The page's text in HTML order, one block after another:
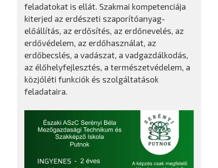
feladatokat is ellát. Szakmai kompetenciája
kiterjed az erdészeti szaporítóanyag-
előállítás, az erdősítés, az erdőnevelés, az
erdővédelem, az erdőhasználat, az
erdőbecslés, a vadászat, a vadgazdálkodás,
az élőhelyfejlesztés, a természetvédelem, a
közjóléti funkciók és szolgáltatások
feladataira.